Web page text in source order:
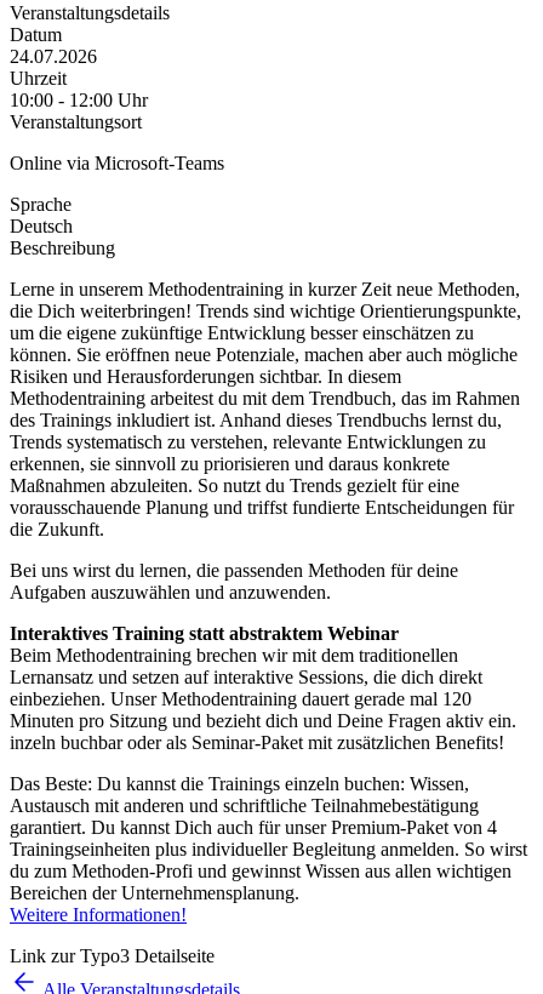
Veranstaltungsdetails
Datum
24.07.2026
Uhrzeit
10:00 - 12:00 Uhr
Veranstaltungsort
Online via Microsoft-Teams
Sprache
Deutsch
Beschreibung
Lerne in unserem Methodentraining in kurzer Zeit neue Methoden,
die Dich weiterbringen! Trends sind wichtige Orientierungspunkte,
um die eigene zukünftige Entwicklung besser einschätzen zu
können. Sie eröffnen neue Potenziale, machen aber auch mögliche
Risiken und Herausforderungen sichtbar. In diesem
Methodentraining arbeitest du mit dem Trendbuch, das im Rahmen
des Trainings inkludiert ist. Anhand dieses Trendbuchs lernst du,
Trends systematisch zu verstehen, relevante Entwicklungen zu
erkennen, sie sinnvoll zu priorisieren und daraus konkrete
Maßnahmen abzuleiten. So nutzt du Trends gezielt für eine
vorausschauende Planung und triffst fundierte Entscheidungen für
die Zukunft.
Bei uns wirst du lernen, die passenden Methoden für deine
Aufgaben auszuwählen und anzuwenden.
Interaktives Training statt abstraktem Webinar
Beim Methodentraining brechen wir mit dem traditionellen
Lernansatz und setzen auf interaktive Sessions, die dich direkt
einbeziehen. Unser Methodentraining dauert gerade mal 120
Minuten pro Sitzung und bezieht dich und Deine Fragen aktiv ein.
inzeln buchbar oder als Seminar-Paket mit zusätzlichen Benefits!
Das Beste: Du kannst die Trainings einzeln buchen: Wissen,
Austausch mit anderen und schriftliche Teilnahmebestätigung
garantiert. Du kannst Dich auch für unser Premium-Paket von 4
Trainingseinheiten plus individueller Begleitung anmelden. So wirst
du zum Methoden-Profi und gewinnst Wissen aus allen wichtigen
Bereichen der Unternehmensplanung.
Weitere Informationen!
Link zur Typo3 Detailseite
Alle Veranstaltungsdetails